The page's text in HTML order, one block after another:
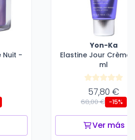
Nuit -
Yon-Ka
Elastine Jour Crème
ml
57,80 €
68,00 € -15%
Ver más